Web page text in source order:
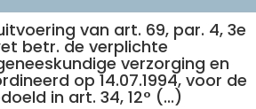
van art. 69, par. 4, 3e
betr. de verplichte
verzorging en
op 14.07.1994, voor de
in art. 34, 12° (...)